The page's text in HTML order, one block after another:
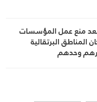
منع عمل المؤسسات
المناطق البرتقالية
وحدهم